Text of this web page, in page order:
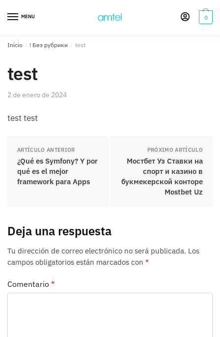
navegación
MENU 0
Inicio / ! Без рубрики / test
test
2 de enero de 2024
test test
ARTÍCULO ANTERIOR
¿Qué es Symfony? Y por
qué es el mejor
framework para Apps
PRÓXIMO ARTÍCULO
Мостбет Уз Ставки на
спорт и казино в
букмекерской конторе
Mostbet Uz
Deja una respuesta
Tu dirección de correo electrónico no será publicada. Los
campos obligatorios están marcados con *
Comentario *